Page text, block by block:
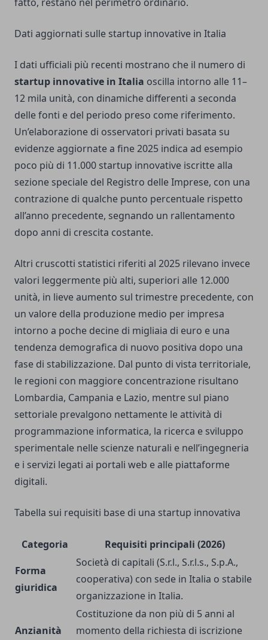
Dati aggiornati sulle startup innovative in Italia
I dati ufficiali più recenti mostrano che il numero di
startup innovative in Italia oscilla intorno alle 11–
12 mila unità, con dinamiche differenti a seconda
delle fonti e del periodo preso come riferimento.
Un’elaborazione di osservatori privati basata su
evidenze aggiornate a fine 2025 indica ad esempio
poco più di 11.000 startup innovative iscritte alla
sezione speciale del Registro delle Imprese, con una
contrazione di qualche punto percentuale rispetto
all’anno precedente, segnando un rallentamento
dopo anni di crescita costante.
Altri cruscotti statistici riferiti al 2025 rilevano invece
valori leggermente più alti, superiori alle 12.000
unità, in lieve aumento sul trimestre precedente, con
un valore della produzione medio per impresa
intorno a poche decine di migliaia di euro e una
tendenza demografica di nuovo positiva dopo una
fase di stabilizzazione. Dal punto di vista territoriale,
le regioni con maggiore concentrazione risultano
Lombardia, Campania e Lazio, mentre sul piano
settoriale prevalgono nettamente le attività di
programmazione informatica, la ricerca e sviluppo
sperimentale nelle scienze naturali e nell’ingegneria
e i servizi legati ai portali web e alle piattaforme
digitali.
Tabella sui requisiti base di una startup innovativa
Categoria
Requisiti principali (2026)
Forma
giuridica
Società di capitali (S.r.l., S.r.l.s., S.p.A.,
cooperativa) con sede in Italia o stabile
organizzazione in Italia.
Anzianità
Costituzione da non più di 5 anni al
momento della richiesta di iscrizione